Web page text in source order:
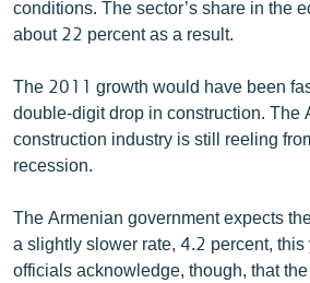
«Ազատության» բոլոր կայքերը
conditions. The sector’s share in the
about 22 percent as a result.
The 2011 growth would have been
double-digit drop in construction. The
construction industry is still reeling
recession.
The Armenian government expects
a slightly slower rate, 4.2 percent, this
officials acknowledge, though, that